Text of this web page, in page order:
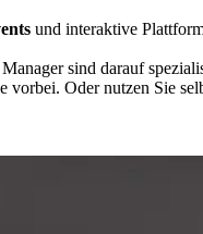
und interaktive
sind darauf
vorbei. Oder nutzen Sie